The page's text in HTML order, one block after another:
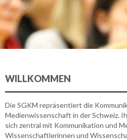
WILLKOMMEN
Die SGKM repräsentiert die
Medienwissenschaft in der Schweiz.
sich zentral mit Kommunikation und
Wissenschaftlerinnen und